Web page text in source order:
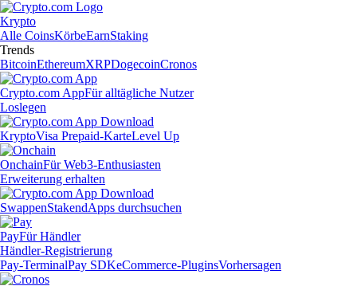
Krypto
Alle CoinsKörbeEarnStaking
Trends
BitcoinEthereumXRPDogecoinCronos
Crypto.com AppFür alltägliche Nutzer
Loslegen
KryptoVisa Prepaid-KarteLevel Up
OnchainFür Web3-Enthusiasten
Erweiterung erhalten
SwappenStakendApps durchsuchen
PayFür Händler
Händler-Registrierung
Pay-TerminalPay SDKeCommerce-PluginsVorhersagen